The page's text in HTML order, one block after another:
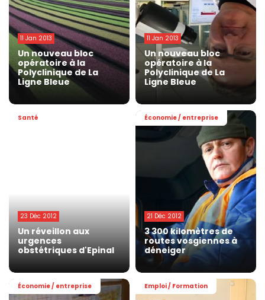
11 Jan 2013
Un nouveau bloc
opératoire à la
Polyclinique de La
Ligne Bleue
11 Jan 2013
Un nouveau bloc
opératoire à la
Polyclinique de La
Ligne Bleue
Santé
23 Déc 2012
Un réveillon aux
urgences
obstétriques d'Epinal
Économie / entreprise
21 Déc 2012
3 300 kilomètres de
routes vosgiennes à
déneiger
Économie / entreprise Emploi / Formation